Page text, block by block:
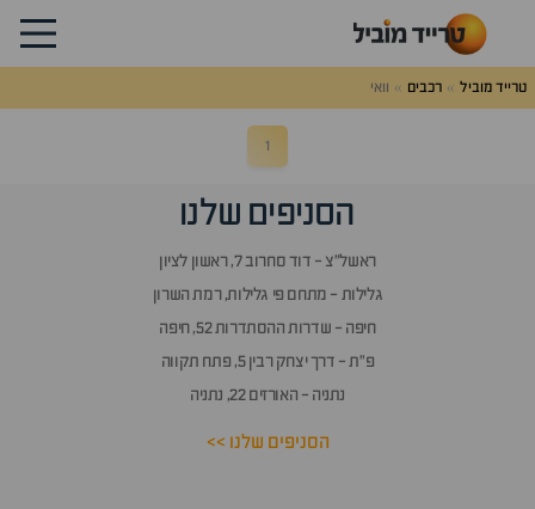
טרייד מוביל רכבים וואי
1
הסניפים שלנו
ראשל״צ - דוד סחרוב 7, ראשון לציון
גלילות - מתחם פי גלילות, רמת השרון
חיפה - שדרות ההסתדרות 52, חיפה
פ״ת - דרך יצחק רבין 5, פתח תקווה
נתניה - האורזים 22, נתניה
הסניפים שלנו >>